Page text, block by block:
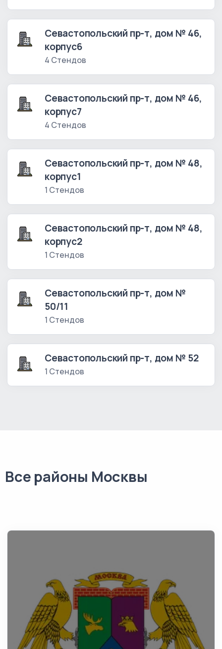
Севастопольский пр-т, дом № 46,
корпус6
4 Стендов
Севастопольский пр-т, дом № 46,
корпус7
4 Стендов
Севастопольский пр-т, дом № 48,
корпус1
1 Стендов
Севастопольский пр-т, дом № 48,
корпус2
1 Стендов
Севастопольский пр-т, дом №
50/11
1 Стендов
Севастопольский пр-т, дом № 52
1 Стендов
Все районы Москвы